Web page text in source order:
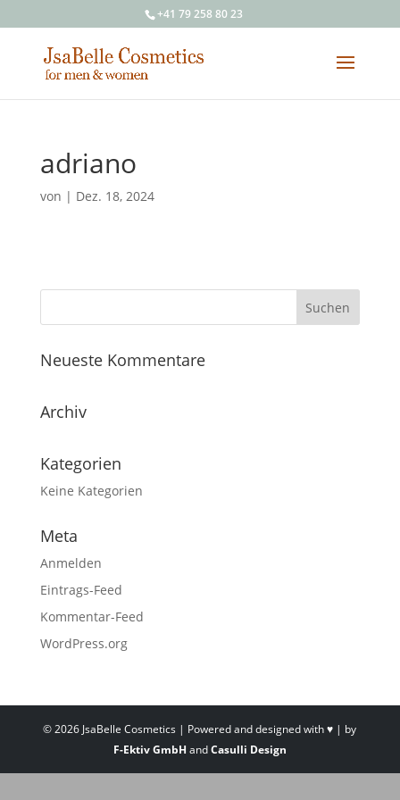
+41 79 258 80 23
adriano
von | Dez. 18, 2024
Neueste Kommentare
Archiv
Kategorien
Keine Kategorien
Meta
Anmelden
Eintrags-Feed
Kommentar-Feed
WordPress.org
©2026 JsaBelle Cosmetics | Powered and designed with ♥ | by
F-Ektiv GmbH andCasulli Design